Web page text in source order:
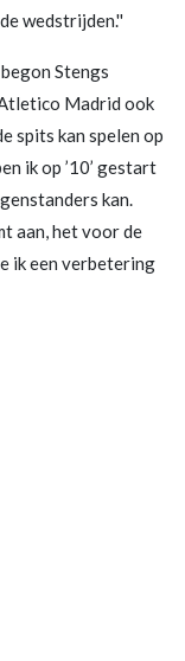
wedstrijden.''
Stengs
Madrid ook
spits kan spelen op
ik op ’10’ gestart
kan.
aan, het voor de
ik een verbetering